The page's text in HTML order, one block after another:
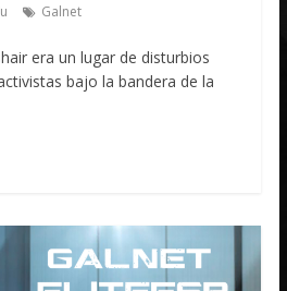
Galnet
era un lugar de disturbios
bajo la bandera de la